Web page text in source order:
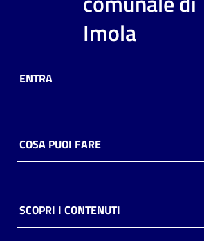
Imola
ENTRA
COSA PUOI FARE
SCOPRI I CONTENUTI